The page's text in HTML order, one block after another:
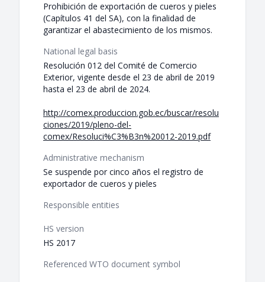
Prohibición de exportación de cueros y pieles
(Capítulos 41 del SA), con la finalidad de
garantizar el abastecimiento de los mismos.
National legal basis
Resolución 012 del Comité de Comercio
Exterior, vigente desde el 23 de abril de 2019
hasta el 23 de abril de 2024.
http://comex.produccion.gob.ec/buscar/resolu
ciones/2019/pleno-del-
comex/Resoluci%C3%B3n%20012-2019.pdf
Administrative mechanism
Se suspende por cinco años el registro de
exportador de cueros y pieles
Responsible entities
HS version
HS 2017
Referenced WTO document symbol